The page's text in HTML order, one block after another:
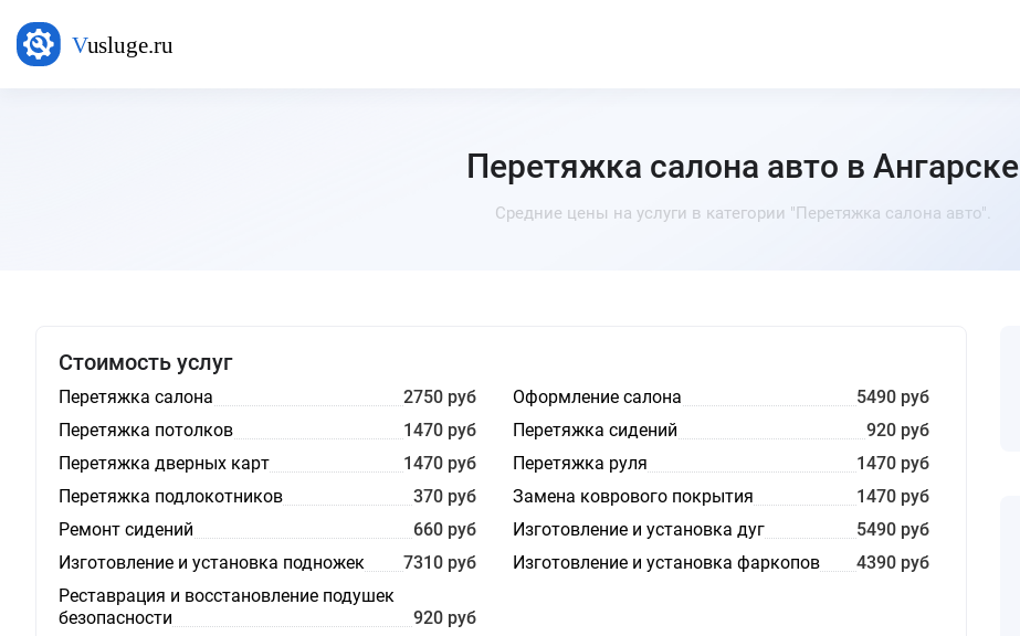
Перетяжка салона авто в Ангарске
Средние цены на услуги в категории "Перетяжка салона авто".
Стоимость услуг
Перетяжка салона 2750 руб Оформление салона
5490 руб
Перетяжка потолков
1470 руб Перетяжка сидений
920 руб
Перетяжка дверных карт
1470 руб Перетяжка руля
1470 руб
Перетяжка подлокотников
370 руб Замена коврового покрытия
1470 руб
Ремонт сидений
660 руб Изготовление и установка дуг
5490 руб
Изготовление и установка подножек
7310 руб Изготовление и установка фаркопов
4390 руб
Реставрация и восстановление подушек
безопасности
920 руб